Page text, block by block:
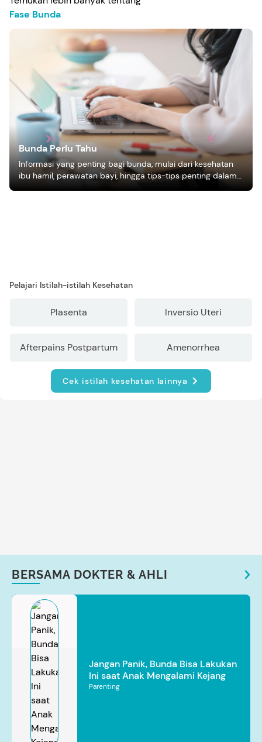
Fase Bunda
Bunda Perlu Tahu
Informasi yang penting bagi bunda, mulai dari kesehatan
ibu hamil, perawatan bayi, hingga tips-tips penting dalam
mengasuh anak
Pelajari Istilah-istilah Kesehatan
Plasenta Inversio Uteri
Afterpains Postpartum Amenorrhea
Cek istilah kesehatan lainnya
BERSAMA DOKTER & AHLI
Jangan Panik, Bunda Bisa Lakukan
Ini saat Anak Mengalami Kejang
Parenting